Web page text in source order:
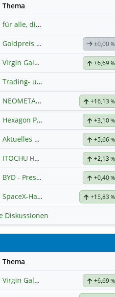
Thema
für alle, die es ehrlich meinen beim Traden.
Goldpreis Hauptdiskussion ±0,00%
Virgin Galactica +6,69%
Trading- und Aktien-Chat
NEOMETALS LTD Hauptdiskussion
+16,13 %
Hexagon Purus Hauptdiskussion+3,10%
Aktuelles zu Almonty Industries +5,66%
ITOCHU Hauptdiskussion +2,13 %
BYD - Presselinks +0,40%
SpaceX-Haupt-Hauptforum +15,83 %
Diskussionen
Thema
Virgin Galactica +6,69%